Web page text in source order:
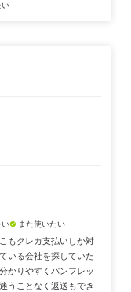
い
いcheck_circle また使いたい
もクレカ支払いしか対
いる会社を探していた
かりやすくパンフレッ
うことなく返送もでき